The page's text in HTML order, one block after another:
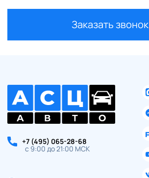
Заказать звонок
+7 (495) 065-28-68
с 9:00 до 21:00 МСК